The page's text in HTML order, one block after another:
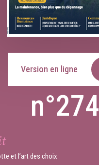
Version en ligne
n°274
et l’art des choix